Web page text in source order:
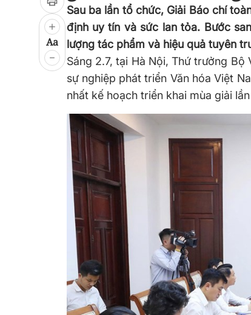
Aa
Sau ba lần tổ chức, Giải Báo chí
định uy tín và sức lan tỏa. Bước
lượng tác phẩm và hiệu quả tuyên
Sáng 2.7, tại Hà Nội, Thứ trưởng
sự nghiệp phát triển Văn hóa Việt
nhất kế hoạch triển khai mùa giải